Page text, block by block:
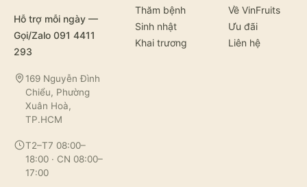
Hỗ trợ mỗi ngày —
Gọi/Zalo 091 4411
293
169 Nguyễn Đình
Chiểu, Phường
Xuân Hoà,
TP.HCM
T2–T7 08:00–
18:00 · CN 08:00–
17:00
Thăm bệnh
Sinh nhật
Khai trương
Về VinFruits
Ưu đãi
Liên hệ